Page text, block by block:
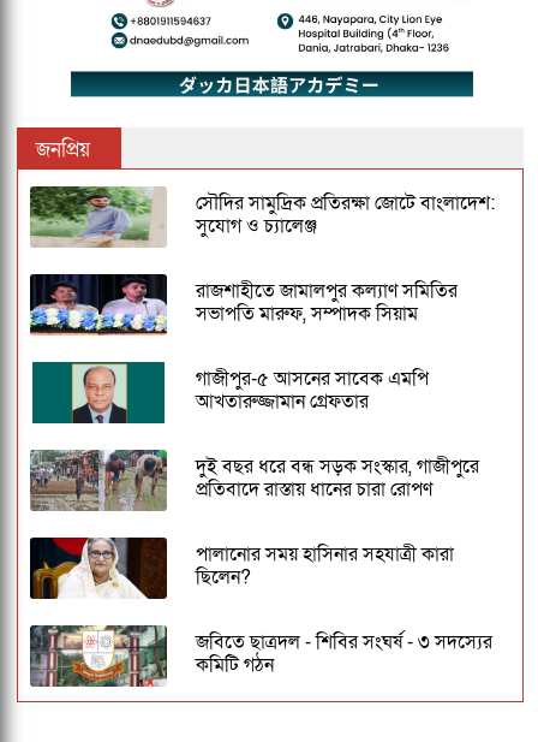
জনপ্রিয়
সৌদির সামুদ্রিক প্রতিরক্ষা জোটে বাংলাদেশ:
সুযোগ ও চ্যালেঞ্জ
রাজশাহীতে জামালপুর কল্যাণ সমিতির
সভাপতি মারুফ, সম্পাদক সিয়াম
গাজীপুর-৫ আসনের সাবেক এমপি
আখতারুজ্জামান গ্রেফতার
দুই বছর ধরে বন্ধ সড়ক সংস্কার, গাজীপুরে
প্রতিবাদে রাস্তায় ধানের চারা রোপণ
পালানোর সময় হাসিনার সহযাত্রী কারা
ছিলেন?
জবিতে ছাত্রদল - শিবির সংঘর্ষ - ৩ সদস্যের
কমিটি গঠন